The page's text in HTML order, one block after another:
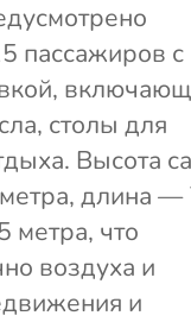
пассажиров с
столы для
Высота
длина —
метра, что
воздуха и
и